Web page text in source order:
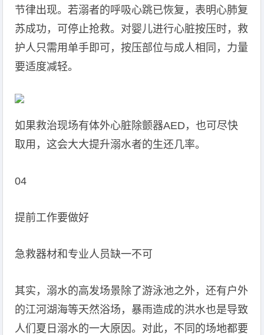
节律出现。若溺者的呼吸心跳已恢复，表明心肺复
苏成功，可停止抢救。对婴儿进行心脏按压时，救
护人只需用单手即可，按压部位与成人相同，力量
要适度减轻。
如果救治现场有体外心脏除颤器AED，也可尽快
取用，这会大大提升溺水者的生还几率。
04
提前工作要做好
急救器材和专业人员缺一不可
其实，溺水的高发场景除了游泳池之外，还有户外
的江河湖海等天然浴场，暴雨造成的洪水也是导致
人们夏日溺水的一大原因。对此，不同的场地都要